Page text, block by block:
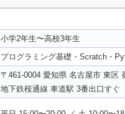
小学2年生〜高校3年生
プログラミング基礎・Scratch・
〒461-0004 愛知県 名古屋市 東区
地下鉄桜通線 車道駅 3番出口すぐ